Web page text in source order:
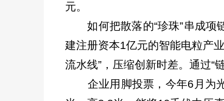
元。
如何把散落的“珍珠”串成项链
建注册资本1亿元的智能电粒产
流水线”，压缩创新时差。通过“
企业用脚投票，今年6月为光